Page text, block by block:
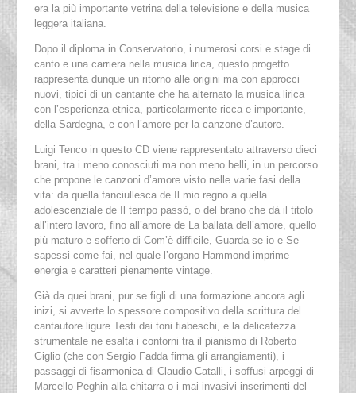
era la più importante vetrina della televisione e della musica
leggera italiana.
Dopo il diploma in Conservatorio, i numerosi corsi e stage di
canto e una carriera nella musica lirica, questo progetto
rappresenta dunque un ritorno alle origini ma con approcci
nuovi, tipici di un cantante che ha alternato la musica lirica
con l’esperienza etnica, particolarmente ricca e importante,
della Sardegna, e con l’amore per la canzone d’autore.
Luigi Tenco in questo CD viene rappresentato attraverso dieci
brani, tra i meno conosciuti ma non meno belli, in un percorso
che propone le canzoni d’amore visto nelle varie fasi della
vita: da quella fanciullesca de Il mio regno a quella
adolescenziale de Il tempo passò, o del brano che dà il titolo
all’intero lavoro, fino all’amore de La ballata dell’amore, quello
più maturo e sofferto di Com’è difficile, Guarda se io e Se
sapessi come fai, nel quale l’organo Hammond imprime
energia e caratteri pienamente vintage.
Già da quei brani, pur se figli di una formazione ancora agli
inizi, si avverte lo spessore compositivo della scrittura del
cantautore ligure.Testi dai toni fiabeschi, e la delicatezza
strumentale ne esalta i contorni tra il pianismo di Roberto
Giglio (che con Sergio Fadda firma gli arrangiamenti), i
passaggi di fisarmonica di Claudio Catalli, i soffusi arpeggi di
Marcello Peghin alla chitarra o i mai invasivi inserimenti del